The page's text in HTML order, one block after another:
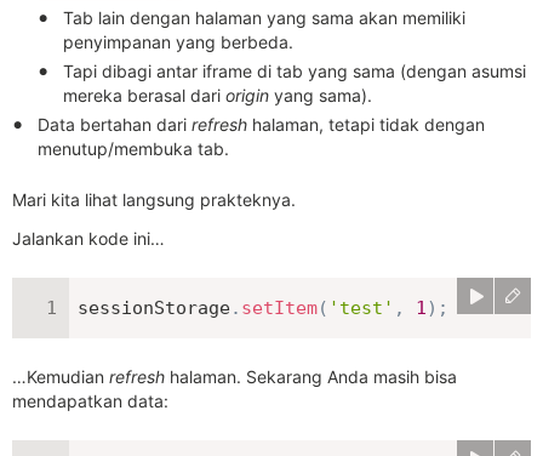
Tab lain dengan halaman yang sama akan memiliki
penyimpanan yang berbeda.
Tapi dibagi antar iframe di tab yang sama (dengan asumsi
mereka berasal dari origin yang sama).
Data bertahan dari refresh halaman, tetapi tidak dengan
menutup/membuka tab.
Mari kita lihat langsung prakteknya.
Jalankan kode ini…
sessionStorage. setItem( 'test' , 1) ;
…Kemudian refresh halaman. Sekarang Anda masih bisa
mendapatkan data: